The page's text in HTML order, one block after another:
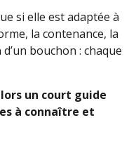
si elle est adaptée à
la contenance, la
bouchon : chaque
un court guide
à connaître et